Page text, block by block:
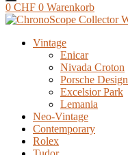
0 CHF 0 Warenkorb
Vintage
Enicar
Nivada Croton
Porsche Design
Excelsior Park
Lemania
Neo-Vintage
Contemporary
Rolex